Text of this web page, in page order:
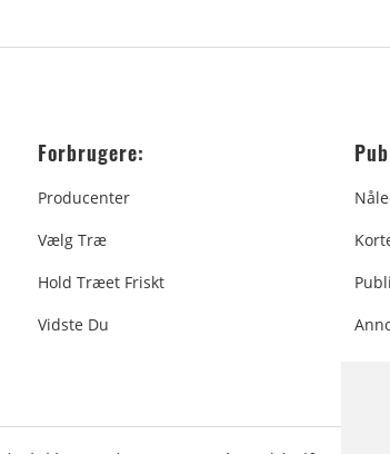
Forbrugere:
Producenter
Vælg Træ
Hold Træet Friskt
Vidste Du